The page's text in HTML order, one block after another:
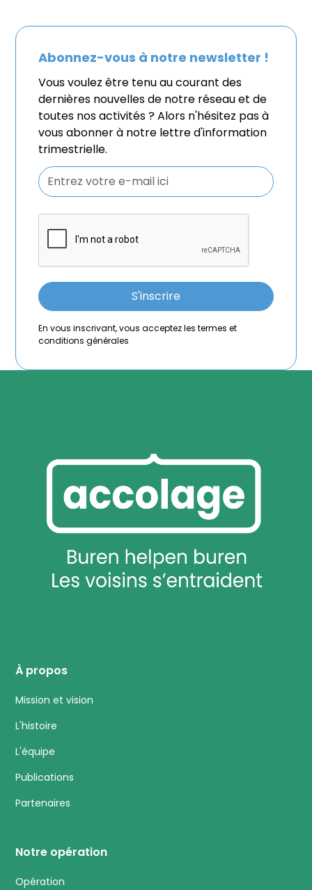
Abonnez-vous à notre newsletter !
Vous voulez être tenu au courant des
dernières nouvelles de notre réseau et de
toutes nos activités ? Alors n'hésitez pas à
vous abonner à notre lettre d'information
trimestrielle.
En vous inscrivant, vous acceptez les termes et
conditions générales
À propos
Mission et vision
L'histoire
L'équipe
Publications
Partenaires
Notre opération
Opération